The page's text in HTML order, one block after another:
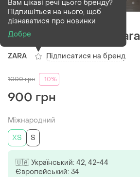
Проданий
Сукня-комбінація zara
ZARA
Вам цікаві речі цього бренду?
Підпишіться на нього, щоб
дізнаватися про новинки
Добре
Підписатися на бренд
1000грн -10%
900 грн
Міжнародний
ХS
S
🇺🇦 Український: 42, 42-44
Європейський: 34